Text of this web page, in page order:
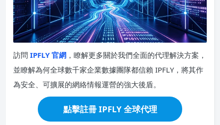
訪問 IPFLY 官網 ，瞭解更多關於我們全面的代理解決方案，
並瞭解為何全球數千家企業數據團隊都信賴 IPFLY，將其作
為安全、可擴展的網絡情報運營的強大後盾。
點擊註冊 IPFLY 全球代理